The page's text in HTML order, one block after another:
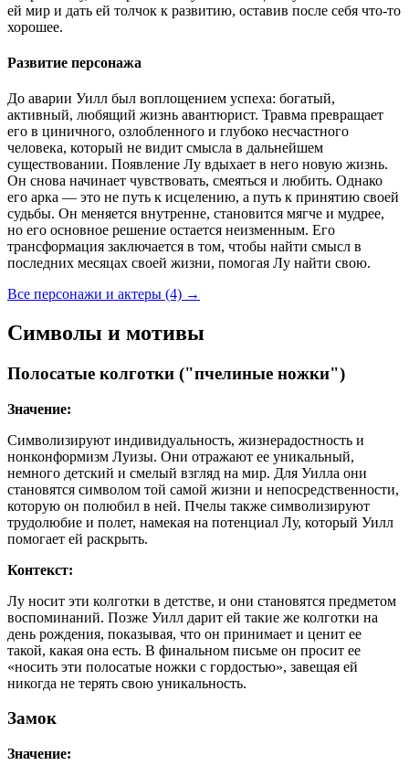
ей мир и дать ей толчок к развитию, оставив после себя что-то
хорошее.
Развитие персонажа
До аварии Уилл был воплощением успеха: богатый,
активный, любящий жизнь авантюрист. Травма превращает
его в циничного, озлобленного и глубоко несчастного
человека, который не видит смысла в дальнейшем
существовании. Появление Лу вдыхает в него новую жизнь.
Он снова начинает чувствовать, смеяться и любить. Однако
его арка — это не путь к исцелению, а путь к принятию своей
судьбы. Он меняется внутренне, становится мягче и мудрее,
но его основное решение остается неизменным. Его
трансформация заключается в том, чтобы найти смысл в
последних месяцах своей жизни, помогая Лу найти свою.
Все персонажи и актеры (4) →
Символы и мотивы
Полосатые колготки ("пчелиные ножки")
Значение:
Символизируют индивидуальность, жизнерадостность и
нонконформизм Луизы. Они отражают ее уникальный,
немного детский и смелый взгляд на мир. Для Уилла они
становятся символом той самой жизни и непосредственности,
которую он полюбил в ней. Пчелы также символизируют
трудолюбие и полет, намекая на потенциал Лу, который Уилл
помогает ей раскрыть.
Контекст:
Лу носит эти колготки в детстве, и они становятся предметом
воспоминаний. Позже Уилл дарит ей такие же колготки на
день рождения, показывая, что он принимает и ценит ее
такой, какая она есть. В финальном письме он просит ее
«носить эти полосатые ножки с гордостью», завещая ей
никогда не терять свою уникальность.
Замок
Значение: